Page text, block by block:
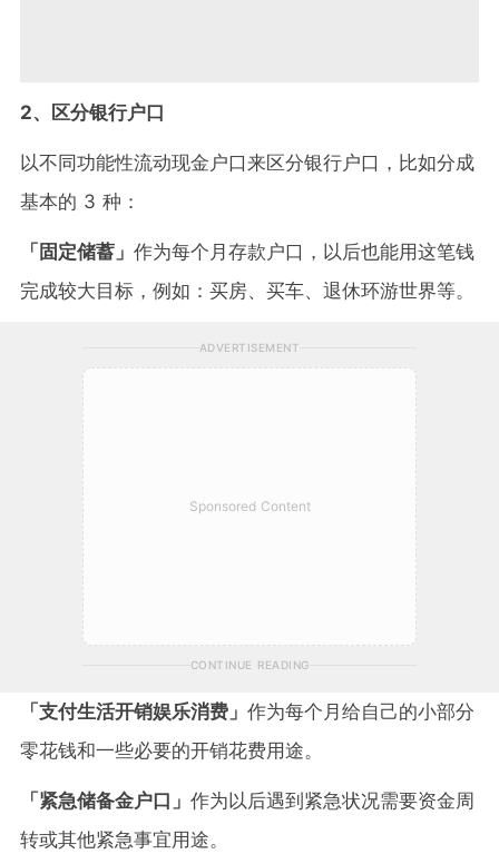
2、区分银行户口
以不同功能性流动现金户口来区分银行户口，比如分成
基本的 3 种：
「固定储蓄」 作为每个月存款户口，以后也能用这笔钱
完成较大目标，例如：买房、买车、退休环游世界等。
ADVERTISEMENT
Sponsored Content
CONTINUE READING
「支付生活开销娱乐消费」 作为每个月给自己的小部分
零花钱和一些必要的开销花费用途。
「紧急储备金户口」 作为以后遇到紧急状况需要资金周
转或其他紧急事宜用途。